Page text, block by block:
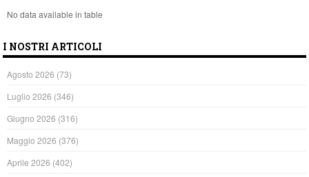
No data available in table
I NOSTRI ARTICOLI
Agosto 2026 (73)
Luglio 2026 (346)
Giugno 2026 (316)
Maggio 2026 (376)
Aprile 2026 (402)